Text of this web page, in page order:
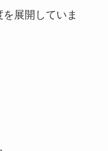
展開していま